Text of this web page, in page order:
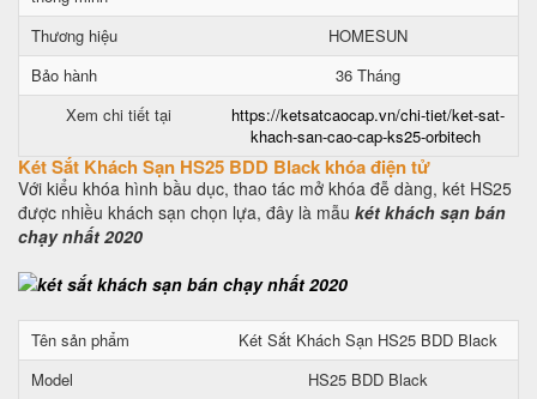
Thương hiệu
HOMESUN
Bảo hành
36 Tháng
Xem chi tiết tại
https://ketsatcaocap.vn/chi-tiet/ket-sat-
khach-san-cao-cap-ks25-orbitech
Két Sắt Khách Sạn HS25 BDD Black khóa điện tử
Với kiểu khóa hình bầu dục, thao tác mở khóa đễ dàng, két HS25
được nhiều khách sạn chọn lựa, đây là mẫu két khách sạn bán
chạy nhất 2020
Tên sản phẩm
Két Sắt Khách Sạn HS25 BDD Black
Model
HS25 BDD Black